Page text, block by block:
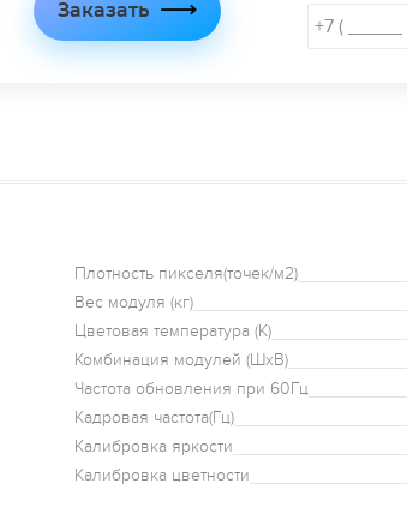
Заказать
Плотность пикселя(точек/м2)
Вес модуля (кг)
Цветовая температура (K)
Комбинация модулей (ШxВ)
Частота обновления при 60Гц
Кадровая частота(Гц)
Калибровка яркости
Калибровка цветности